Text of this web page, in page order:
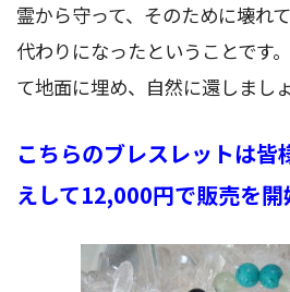
霊から守って、そのために壊れ
代わりになったということです
て地面に埋め、自然に還しましょ
こちらのブレスレットは皆
えして12,000円で販売を開